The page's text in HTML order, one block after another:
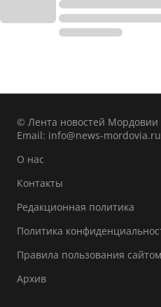
© Лента новостей Мордовии
Email: info@news-mordovia.ru
О нас
Контакты
Редакционная политика
Политика
Правила пользования сайтом
Архив